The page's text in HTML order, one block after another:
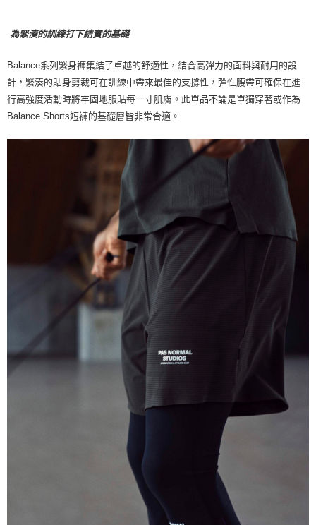
每筆NT$80，滿NT$10,000(含以上)免運費
宅配
每筆NT$130，滿NT$10,000(含以上)免運費
為緊湊的訓練打下結實的基礎
Balance系列緊身褲集結了卓越的舒適性，結合高彈力的面料與耐用的設
計，緊湊的貼身剪裁可在訓練中帶來最佳的支撐性，彈性腰帶可確保在進
行高強度活動時將牢固地服貼每一寸肌膚。此單品不論是單獨穿著或作為
Balance Shorts短褲的基礎層皆非常合適。